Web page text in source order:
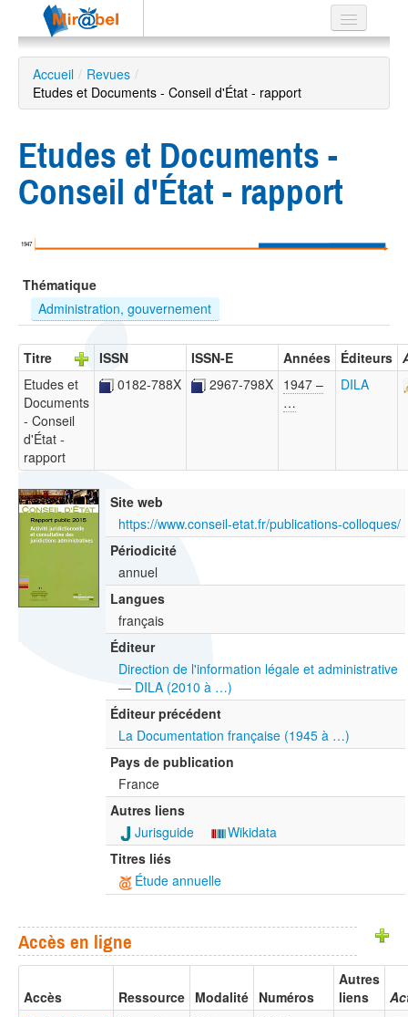
Le réseau
Soutien
ES
?
Accueil / Revues /
Etudes et Documents - Conseil d'État - rapport
Etudes et Documents -
Conseil d'État - rapport
1947
Thématique
Administration, gouvernement
Titre ISSN ISSN-E Années Éditeurs
Etudes et
Documents
- Conseil
d'État -
rapport
0182-788X 2967-798X 1947 –
…
DILA
Site web
https://www.conseil-etat.fr/publications-colloques/
Périodicité
annuel
Langues
français
Éditeur
Direction de l'information légale et administrative
— DILA (2010 à …)
Éditeur précédent
La Documentation française (1945 à …)
Pays de publication
France
Autres liens
Jurisguide
Wikidata
Titres liés
Étude annuelle
Accès en ligne
Accès Ressource Modalité Numéros
Autres
liens